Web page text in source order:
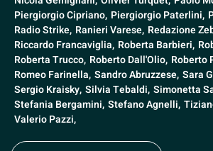
Piergiorgio Cipriano, Piergiorgio Paterlini,
Radio Strike, Ranieri Varese, Redazione
Riccardo Francaviglia, Roberta Barbieri,
Roberta Trucco, Roberto Dall'Olio, Roberto
Romeo Farinella, Sandro Abruzzese, Sara
Sergio Kraisky, Silvia Tebaldi, Simonetta
Stefania Bergamini, Stefano Agnelli,
Valerio Pazzi,